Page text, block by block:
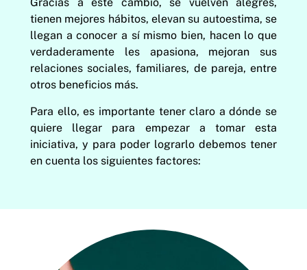
Gracias a este cambio, se vuelven alegres,
tienen mejores hábitos, elevan su autoestima, se
llegan a conocer a sí mismo bien, hacen lo que
verdaderamente les apasiona, mejoran sus
relaciones sociales, familiares, de pareja, entre
otros beneficios más.
Para ello, es importante tener claro a dónde se
quiere llegar para empezar a tomar esta
iniciativa, y para poder lograrlo debemos tener
en cuenta los siguientes factores: